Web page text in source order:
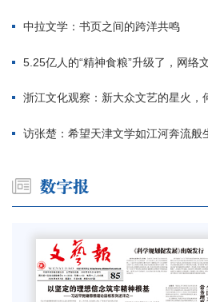
中拉文学：书页之间的跨洋共鸣
5.25亿人的“精神食粮”升级了，网络
浙江文化观察：新大众文艺的星火，
访张楚：希望天津文学如江河奔流般